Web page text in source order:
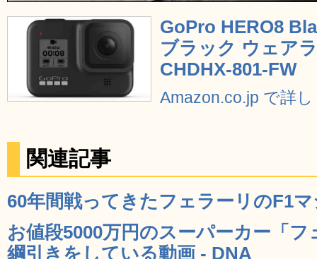
GoPro HERO8
ブラック ウェア
CHDHX-801-FW
Amazon.co.jp で詳
関連記事
60年間戦ってきたフェラーリのF1
お値段5000万円のスーパーカー「
綱引きをしている動画 - DNA